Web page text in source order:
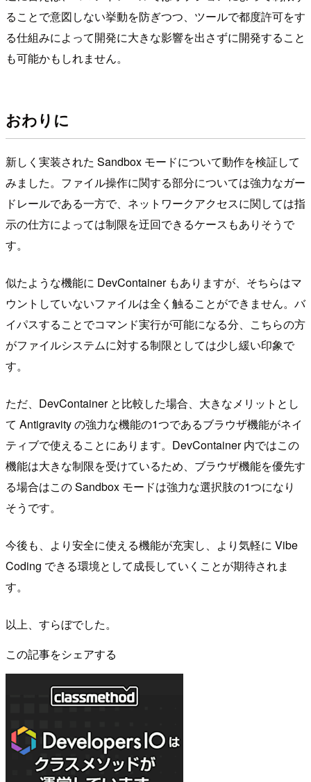
ることで意図しない挙動を防ぎつつ、ツールで都度許可をす
る仕組みによって開発に大きな影響を出さずに開発すること
も可能かもしれません。
おわりに
新しく実装された Sandbox モードについて動作を検証して
みました。ファイル操作に関する部分については強力なガー
ドレールである一方で、ネットワークアクセスに関しては指
示の仕方によっては制限を迂回できるケースもありそうで
す。
似たような機能に DevContainer もありますが、そちらはマ
ウントしていないファイルは全く触ることができません。バ
イパスすることでコマンド実行が可能になる分、こちらの方
がファイルシステムに対する制限としては少し緩い印象で
す。
ただ、DevContainer と比較した場合、大きなメリットとし
て Antigravity の強力な機能の1つであるブラウザ機能がネイ
ティブで使えることにあります。DevContainer 内ではこの
機能は大きな制限を受けているため、ブラウザ機能を優先す
る場合はこの Sandbox モードは強力な選択肢の1つになり
そうです。
今後も、より安全に使える機能が充実し、より気軽に Vibe
Coding できる環境として成長していくことが期待されま
す。
以上、すらぼでした。
この記事をシェアする